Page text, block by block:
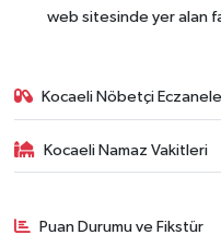
web sitesinde yer alan
Kocaeli Nöbetçi
Kocaeli Namaz Vakitleri
Puan Durumu ve Fikstür